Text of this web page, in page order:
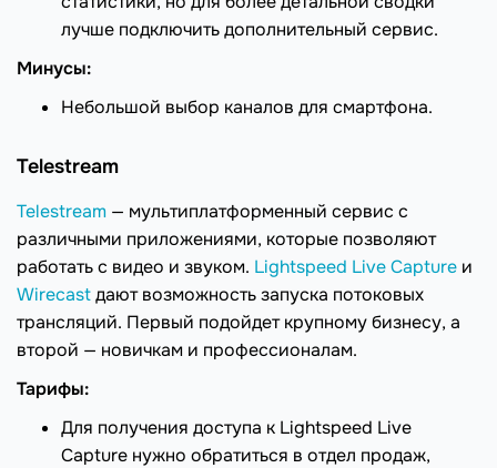
лучше подключить дополнительный сервис.
Минусы:
Небольшой выбор каналов для смартфона.
Telestream
Telestream — мультиплатформенный сервис с
различными приложениями, которые позволяют
работать с видео и звуком. Lightspeed Live Capture и
Wirecastдают возможность запуска потоковых
трансляций. Первый подойдет крупному бизнесу, а
второй — новичкам и профессионалам.
Тарифы:
Для получения доступа к Lightspeed Live
Capture нужно обратиться в отдел продаж,